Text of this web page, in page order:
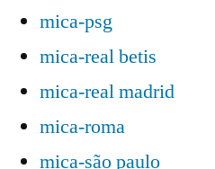
mica-psg
mica-real betis
mica-real madrid
mica-roma
mica-são paulo